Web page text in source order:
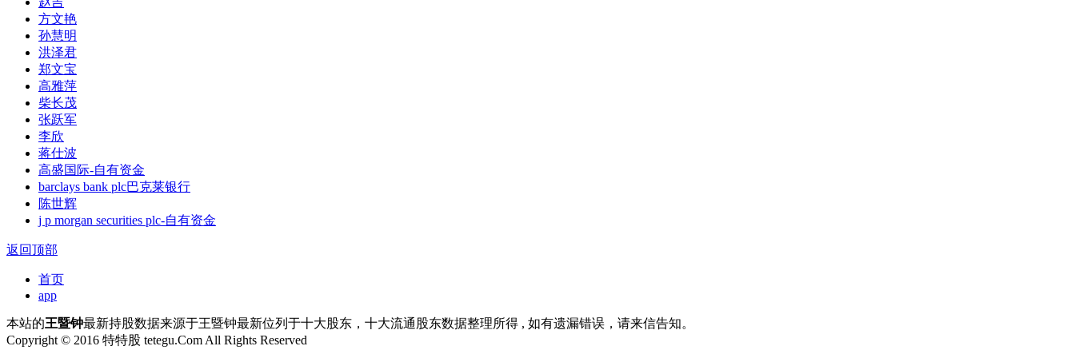
方文艳
孙慧明
洪泽君
郑文宝
高雅萍
柴长茂
张跃军
李欣
蒋仕波
高盛国际-自有资金
barclays bank plc巴克莱银行
陈世辉
j p morgan securities plc-自有资金
返回顶部
首页
app
本站的王暨钟最新持股数据来源于王暨钟最新位列于十大股东，十大流通股东数据整理所得 , 如有遗漏错误，请来信告知。
Copyright © 2016 特特股 tetegu.Com All Rights Reserved